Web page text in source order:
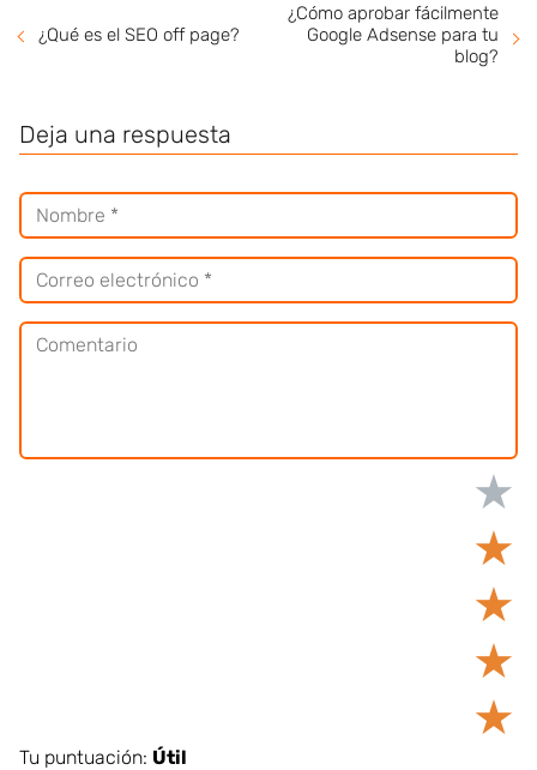
¿Qué es el SEO off page?
¿Cómo aprobar fácilmente
Google Adsense para tu
blog?
Deja una respuesta
★
★
★
★
★
Tu puntuación: Útil